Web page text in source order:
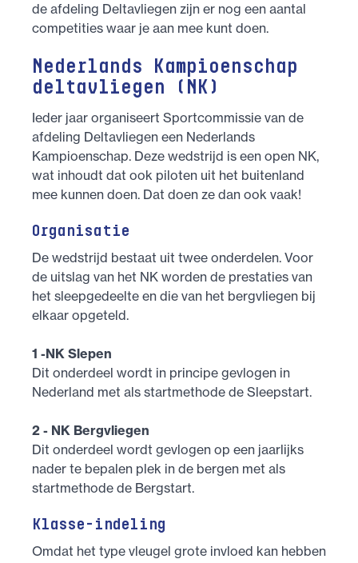
de afdeling Deltavliegen zijn er nog een aantal
competities waar je aan mee kunt doen.
Nederlands Kampioenschap
deltavliegen (NK)
Ieder jaar organiseert Sportcommissie van de
afdeling Deltavliegen een Nederlands
Kampioenschap. Deze wedstrijd is een open NK,
wat inhoudt dat ook piloten uit het buitenland
mee kunnen doen. Dat doen ze dan ook vaak!
Organisatie
De wedstrijd bestaat uit twee onderdelen. Voor
de uitslag van het NK worden de prestaties van
het sleepgedeelte en die van het bergvliegen bij
elkaar opgeteld.
1 -NK Slepen
Dit onderdeel wordt in principe gevlogen in
Nederland met als startmethode de Sleepstart.
2 - NK Bergvliegen
Dit onderdeel wordt gevlogen op een jaarlijks
nader te bepalen plek in de bergen met als
startmethode de Bergstart.
Klasse-indeling
Omdat het type vleugel grote invloed kan hebben